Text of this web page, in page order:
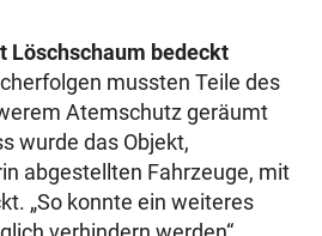
Löschschaum bedeckt
mussten Teile des
Atemschutz geräumt
wurde das Objekt,
abgestellten Fahrzeuge, mit
„So konnte ein weiteres